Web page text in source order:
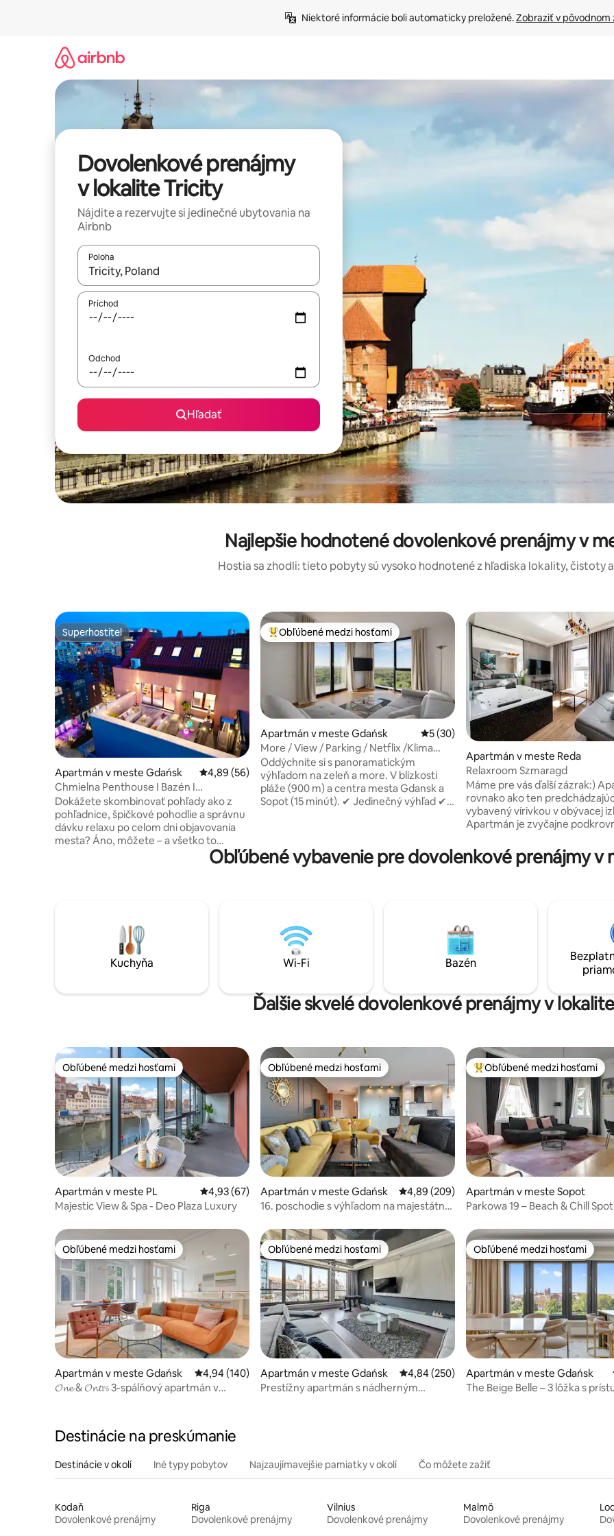
Niektoré informácie boli automaticky preložené. Zobraziť v pôvodnom
Dovolenkové prenájmy
v lokalite Tricity
Nájdite a rezervujte si jedinečné ubytovania na
Airbnb
Poloha
Keď budú výsledky k dispozícii, môžete si ich prechádzať pomocou klávesov so šípkami nahor a nadol alebo ich
Príchod
Odchod
Hľadať
Najlepšie hodnotené dovolenkové prenájmy v
Hostia sa zhodli: tieto pobyty sú vysoko hodnotené z hľadiska lokality, čistoty
Superhostiteľ
Superhostiteľ
Apartmán v meste Gdańsk Priemerné ohodnotenie 4,89 z 5, počet hodnotení: 56
4,89 (56)
Chmielna Penthouse I Bazén I
Klimatizácia I Žeriav Gdański
Dokážete skombinovať pohľady ako z
pohľadnice, špičkové pohodlie a správnu
dávku relaxu po celom dni objavovania
mesta? Áno, môžete – a všetko to
modernej budovy na adrese Chmielna
uspokojiť vaše jedinečné potreby.
Navyše je vybavený priestrannou
súkromnou terasou s úchvatným
výhľadom na panorámu historického
Najobľúbenejšie medzi hosťami
Obľúbené medzi hosťami
Apartmán v meste Gdańsk Priemerné ohodnotenie 5 z 5, počet
5 (30)
More / View / Parking / Netflix /Klima
Sauna+Posilňovňa
Oddýchnite si s panoramatickým
výhľadom na zeleň a more. V blízkosti
pláže (900 m) a centra mesta Gdansk a
Sopot (15 minút). ✔ Jedinečný výhľad ✔
hrnce, príbory, hriankovač, umývačka
riadu, práčka atď. ✔ Klimatizovaný
televízor
Apartmán v meste Reda
Relaxroom Szmaragd
Máme pre vás ďalší zázrak:)
rovnako ako ten
vybavený vírivkou v obývacej
Apartmán je zvyčajne
obrovskou posteľou v
ďalšou televíziou. Je vybavený
prístupový kód. Ďalší zážitok
svetelné scény, ktoré si
spravovať sami.
Obľúbené vybavenie pre dovolenkové prenájmy v
Kuchyňa Wi-Fi Bazén
Ďalšie skvelé dovolenkové prenájmy v
Obľúbené medzi hosťami
Obľúbené medzi hosťami
Apartmán v meste PL Priemerné ohodnotenie 4,93 z 5, počet hodnotení: 67
4,93 (67)
Majestic View & Spa - Deo Plaza Luxury
Obľúbené medzi hosťami
Obľúbené medzi hosťami
Apartmán v meste Gdańsk Priemerné ohodnotenie 4,89 z 5, počet
4,89 (209)
16. poschodie s výhľadom na majestátne
Najobľúbenejšie medzi hosťami
Obľúbené medzi hosťami
Apartmán v meste Sopot
Parkowa 19 – Beach & Chill Spot
Obľúbené medzi hosťami
Obľúbené medzi hosťami
Apartmán v meste Gdańsk Priemerné ohodnotenie 4,94 z 5, počet hodnotení: 140
4,94 (140)
𝓞𝓷𝓮 & 𝓞𝓷𝓽𝔯𝔰 3-spálňový apartmán v
Obľúbené medzi hosťami
Obľúbené medzi hosťami
Apartmán v meste Gdańsk Priemerné ohodnotenie 4,84 z 5, počet
4,84 (250)
Prestížny apartmán s nádherným
Obľúbené medzi hosťami
Obľúbené medzi hosťami
Apartmán v meste Gdańsk
The Beige Belle – 3 lôžka s
Destinácie na preskúmanie
Destinácie v okolí Iné typy pobytov Najzaujímavejšie pamiatky v okolí Čo môžete zažiť
Kodaň
Dovolenkové prenájmy
Riga
Dovolenkové prenájmy
Vilnius
Dovolenkové prenájmy
Malmö
Dovolenkové prenájmy